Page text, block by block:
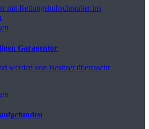
mit Rettungshubschrauber ins
Garagentor
werden von Besitzer überrascht